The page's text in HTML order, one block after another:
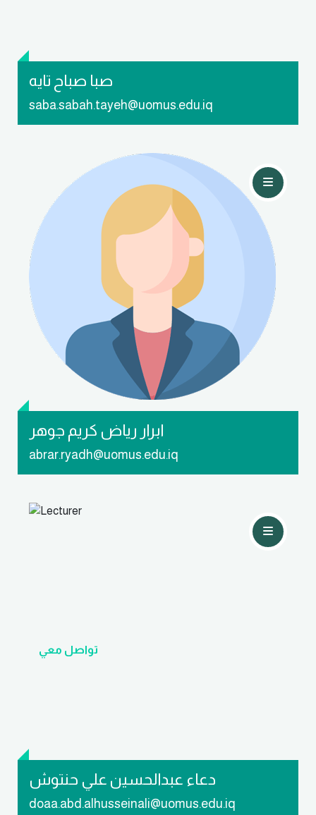
صبا صباح تايه
saba.sabah.tayeh@uomus.edu.iq
ابرار رياض كريم جوهر
abrar.ryadh@uomus.edu.iq
دعاء عبدالحسين علي حنتوش
doaa.abd.alhusseinali@uomus.edu.iq
تواصل معي